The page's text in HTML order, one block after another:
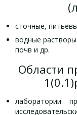
сточные,
водные
почв и др.
Области
лаборатории